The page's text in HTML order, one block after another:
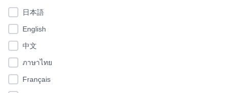
日本語
English
中文
ภาษาไทย
Français